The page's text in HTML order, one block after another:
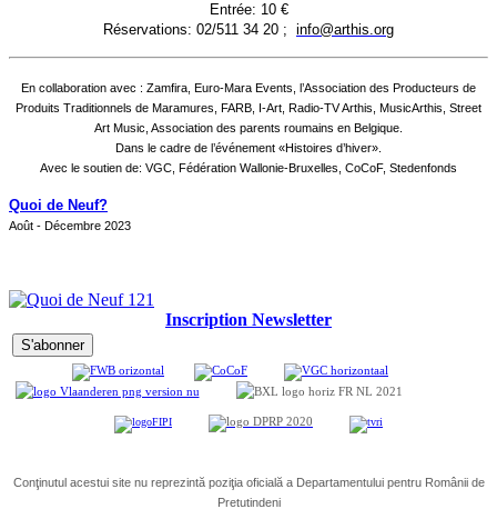
Entrée: 10 €
Réservations: 02/511 34 20 ; info@arthis.org
En collaboration avec : Zamfira, Euro-Mara Events, l’Association des Producteurs de
Produits Traditionnels de Maramures, FARB, I-Art, Radio-TV Arthis, MusicArthis, Street
Art Music, Association des parents roumains en Belgique.
Dans le cadre de l’événement «Histoires d’hiver».
Avec le soutien de: VGC, Fédération Wallonie-Bruxelles, CoCoF, Stedenfonds
Quoi de Neuf?
Août - Décembre 2023
Inscription Newsletter
Conţinutul acestui site nu reprezintă poziţia oficială a Departamentului pentru Românii de
Pretutindeni